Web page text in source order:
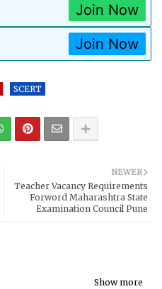
Join Now
Join Now
SCERT
NEWER
Teacher Vacancy Requirements
Forword Maharashtra State
Examination Council Pune
Show more